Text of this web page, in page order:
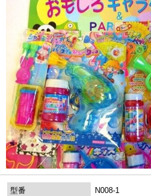
型番
N008-1